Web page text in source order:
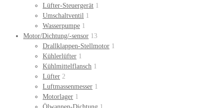
Lüfter-Steuergerät 1
Umschaltventil 1
Wasserpumpe 1
Motor/Dichtung/-sensor 13
Drallklappen-Stellmotor 1
Kühlerlüfter 1
Kühlmittelflansch 1
Lüfter 2
Luftmassenmesser 1
Motorlager 1